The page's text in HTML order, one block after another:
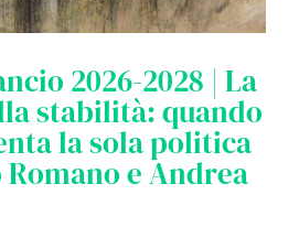
2026-2028 | La
stabilità: quando
la sola politica
e Andrea